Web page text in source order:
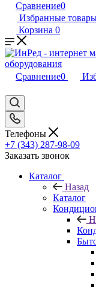
Сравнение0
Избранные
Корзина 0
Сравнение0
Телефоны
+7 (343) 287-98-09
Заказать звонок
Каталог
Назад
Каталог